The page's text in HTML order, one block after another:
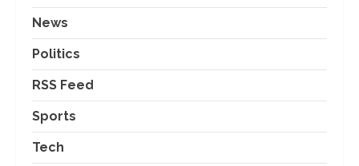
News
Politics
RSS Feed
Sports
Tech